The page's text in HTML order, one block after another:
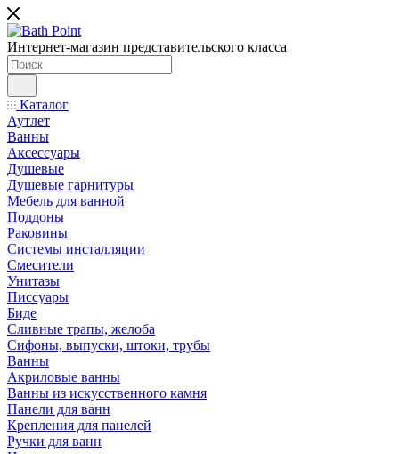
Интернет-магазин представительского класса
Каталог
Аутлет
Ванны
Аксессуары
Душевые
Душевые гарнитуры
Мебель для ванной
Поддоны
Раковины
Системы инсталляции
Смесители
Унитазы
Писсуары
Биде
Сливные трапы, желоба
Сифоны, выпуски, штоки, трубы
Ванны
Акриловые ванны
Ванны из искусственного камня
Панели для ванн
Крепления для панелей
Ручки для ванн